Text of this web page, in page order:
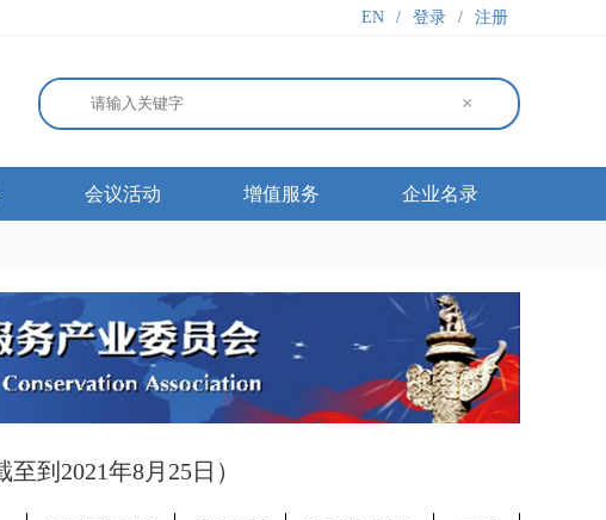
EN / 登录 / 注册
×
会议活动 增值服务 企业名录
到2021年8月25日）